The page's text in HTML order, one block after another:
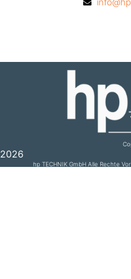
2026
hp TECHNIK GmbH Alle Rechte